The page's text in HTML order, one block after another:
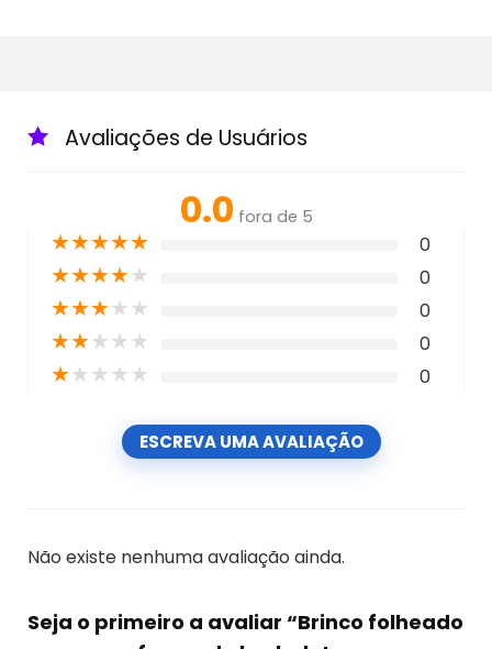
Avaliações de Usuários
0.0 fora de 5
★★★★★ 0
★★★★★ 0
★★★★★ 0
★★★★★ 0
★★★★★ 0
ESCREVA UMA AVALIAÇÃO
Não existe nenhuma avaliação ainda.
Seja o primeiro a avaliar “Brinco folheado